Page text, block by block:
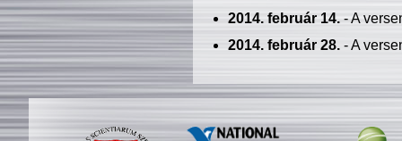
2014. február 14.- A
2014. február 28.- A